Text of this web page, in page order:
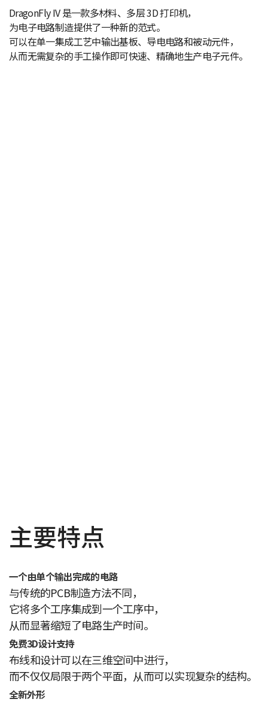
DragonFly IV 是一款多材料、多层 3D 打印机，
为电子电路制造提供了一种新的范式。
可以在单一集成工艺中输出基板、导电电路和被动元件，
从而无需复杂的手工操作即可快速、精确地生产电子元件。
主要特点
一个由单个输出完成的电路
与传统的PCB制造方法不同，
它将多个工序集成到一个工序中，
从而显著缩短了电路生产时间。
免费3D设计支持
布线和设计可以在三维空间中进行，
而不仅仅局限于两个平面，从而可以实现复杂的结构。
全新外形